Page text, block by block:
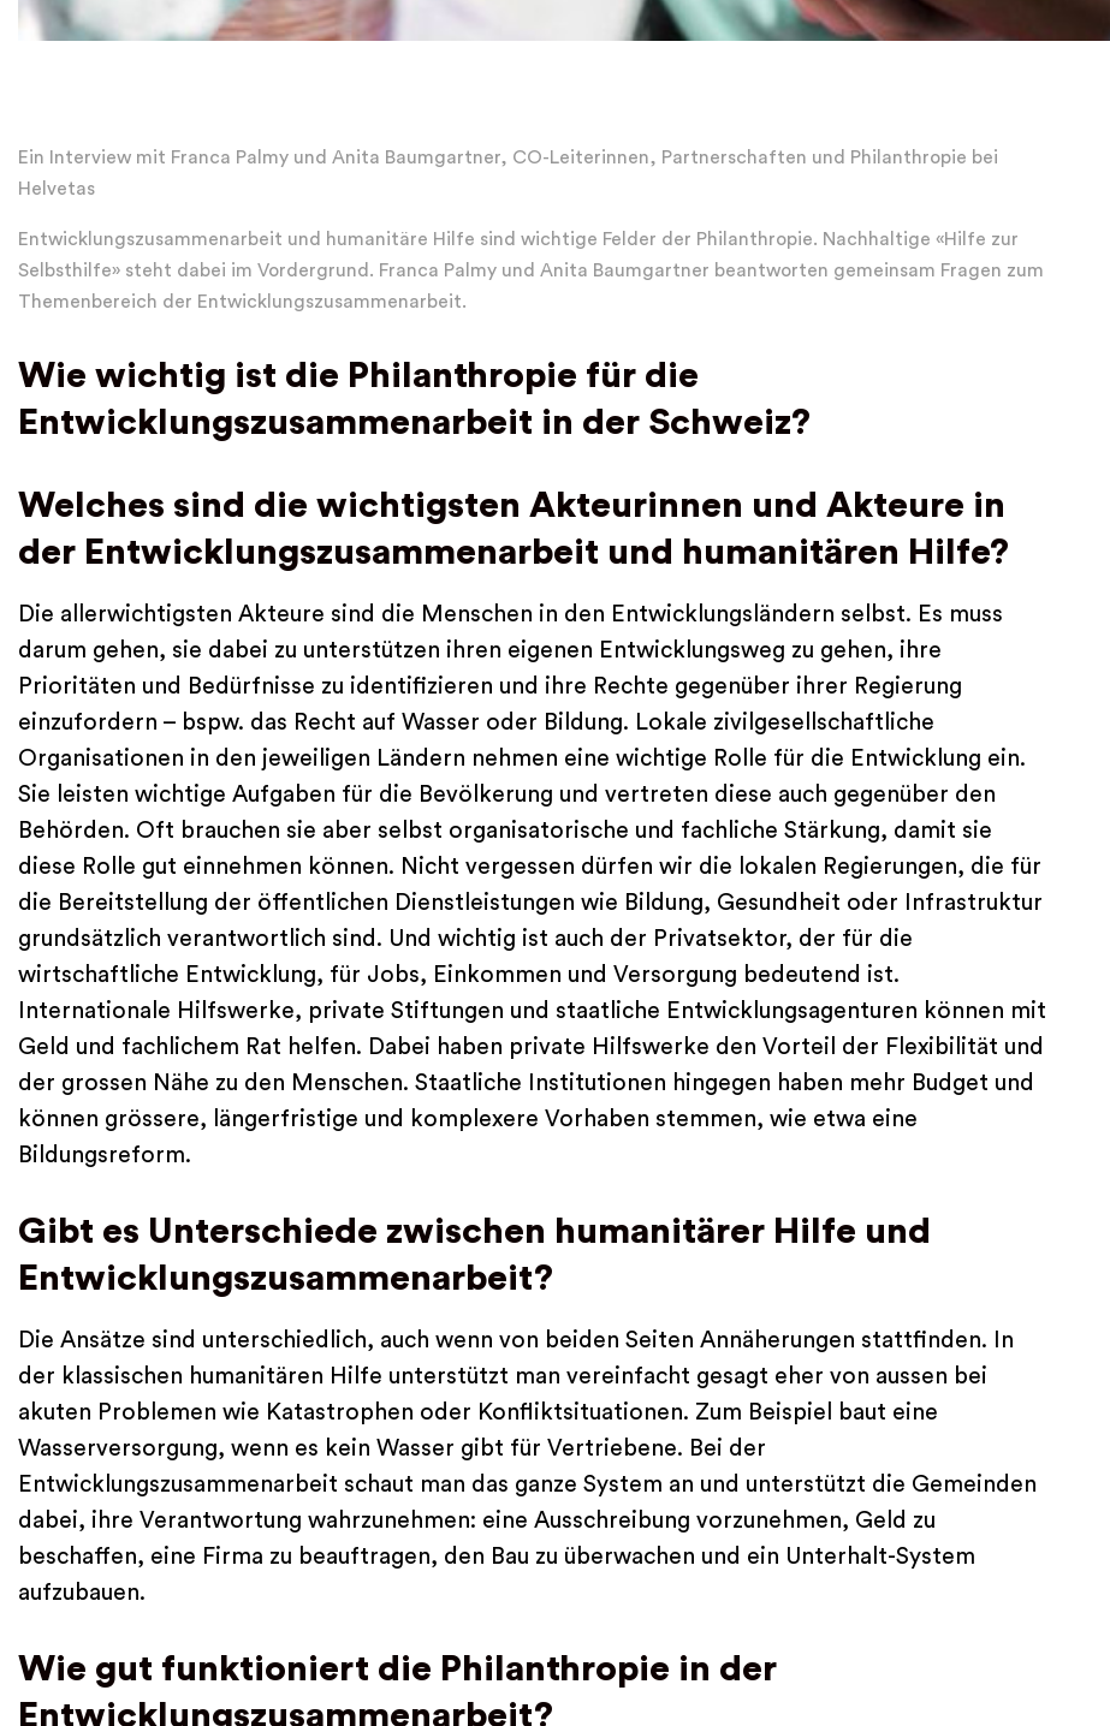
Ein Interview mit Franca Palmy und Anita Baumgartner, CO-Leiterinnen, Partnerschaften und Philanthropie bei
Helvetas
Entwicklungszusammenarbeit und humanitäre Hilfe sind wichtige Felder der Philanthropie. Nachhaltige «Hilfe zur
Selbsthilfe» steht dabei im Vordergrund. Franca Palmy und Anita Baumgartner beantworten gemeinsam Fragen zum
Themenbereich der Entwicklungszusammenarbeit.
Wie wichtig ist die Philanthropie für die
Entwicklungszusammenarbeit in der Schweiz?
Welches sind die wichtigsten Akteurinnen und Akteure in
der Entwicklungszusammenarbeit und humanitären Hilfe?
Die allerwichtigsten Akteure sind die Menschen in den Entwicklungsländern selbst. Es muss
darum gehen, sie dabei zu unterstützen ihren eigenen Entwicklungsweg zu gehen, ihre
Prioritäten und Bedürfnisse zu identifizieren und ihre Rechte gegenüber ihrer Regierung
einzufordern – bspw. das Recht auf Wasser oder Bildung. Lokale zivilgesellschaftliche
Organisationen in den jeweiligen Ländern nehmen eine wichtige Rolle für die Entwicklung ein.
Sie leisten wichtige Aufgaben für die Bevölkerung und vertreten diese auch gegenüber den
Behörden. Oft brauchen sie aber selbst organisatorische und fachliche Stärkung, damit sie
diese Rolle gut einnehmen können. Nicht vergessen dürfen wir die lokalen Regierungen, die für
die Bereitstellung der öffentlichen Dienstleistungen wie Bildung, Gesundheit oder Infrastruktur
grundsätzlich verantwortlich sind. Und wichtig ist auch der Privatsektor, der für die
wirtschaftliche Entwicklung, für Jobs, Einkommen und Versorgung bedeutend ist.
Internationale Hilfswerke, private Stiftungen und staatliche Entwicklungsagenturen können mit
Geld und fachlichem Rat helfen. Dabei haben private Hilfswerke den Vorteil der Flexibilität und
der grossen Nähe zu den Menschen. Staatliche Institutionen hingegen haben mehr Budget und
können grössere, längerfristige und komplexere Vorhaben stemmen, wie etwa eine
Bildungsreform.
Gibt es Unterschiede zwischen humanitärer Hilfe und
Entwicklungszusammenarbeit?
Die Ansätze sind unterschiedlich, auch wenn von beiden Seiten Annäherungen stattfinden. In
der klassischen humanitären Hilfe unterstützt man vereinfacht gesagt eher von aussen bei
akuten Problemen wie Katastrophen oder Konfliktsituationen. Zum Beispiel baut eine
Wasserversorgung, wenn es kein Wasser gibt für Vertriebene. Bei der
Entwicklungszusammenarbeit schaut man das ganze System an und unterstützt die Gemeinden
dabei, ihre Verantwortung wahrzunehmen: eine Ausschreibung vorzunehmen, Geld zu
beschaffen, eine Firma zu beauftragen, den Bau zu überwachen und ein Unterhalt-System
aufzubauen.
Wie gut funktioniert die Philanthropie in der
Entwicklungszusammenarbeit?